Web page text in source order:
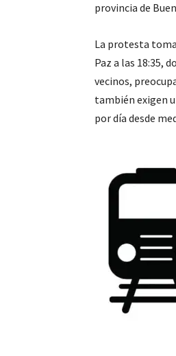
provincia de
La protesta
Paz a las 18:35,
vecinos,
también exigen
por día desde